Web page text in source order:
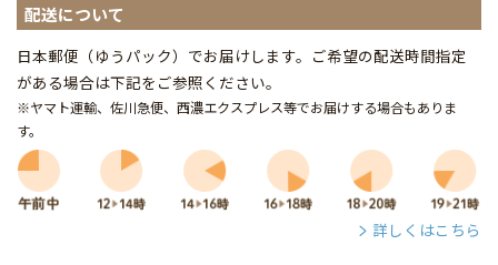
配送について
日本郵便（ゆうパック）でお届けします。ご希望の配送時間指定
がある場合は下記をご参照ください。
※ヤマト運輸、佐川急便、西濃エクスプレス等でお届けする場合もありま
す。
詳しくはこちら